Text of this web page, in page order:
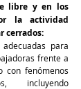
libre y en los
la actividad
cerrados:
para
frente a
con fenómenos
incluyendo